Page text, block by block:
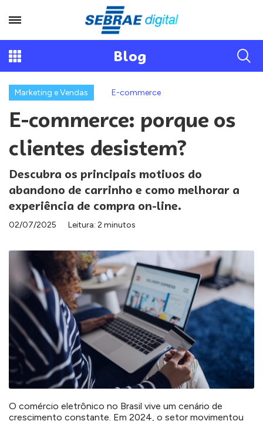
Blog
Marketing e Vendas E-commerce
E-commerce: porque os
clientes desistem?
Descubra os principais motivos do
abandono de carrinho e como melhorar a
experiência de compra on-line.
02/07/2025 Leitura: 2 minutos
O comércio eletrônico no Brasil vive um cenário de
crescimento constante. Em 2024, o setor movimentou